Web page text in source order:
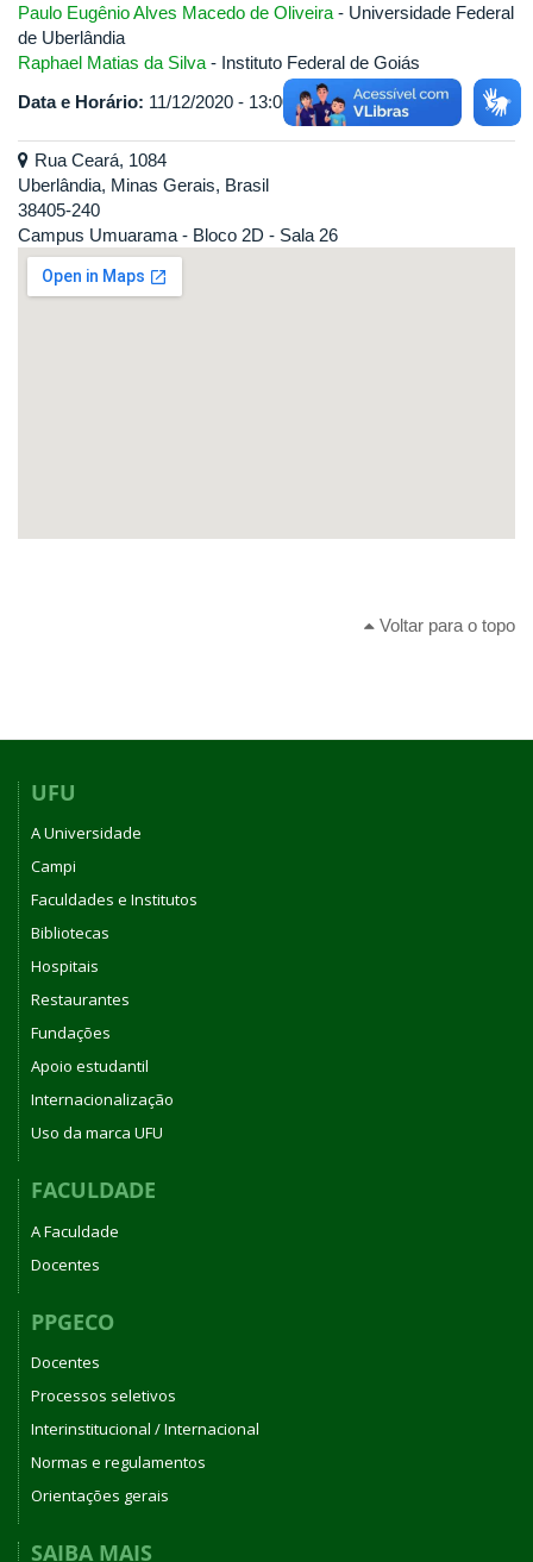
Paulo Eugênio Alves Macedo de Oliveira- Universidade Federal
de Uberlândia
Raphael Matias da Silva- Instituto Federal de Goiás
Data e Horário: 11/12/2020 - 13:00
Rua Ceará, 1084
Uberlândia, Minas Gerais, Brasil
38405-240
Campus Umuarama - Bloco 2D - Sala 26
Voltar para o topo
UFU
A Universidade
Campi
Faculdades e Institutos
Bibliotecas
Hospitais
Restaurantes
Fundações
Apoio estudantil
Internacionalização
Uso da marca UFU
FACULDADE
A Faculdade
Docentes
PPGECO
Docentes
Processos seletivos
Interinstitucional / Internacional
Normas e regulamentos
Orientações gerais
SAIBA MAIS